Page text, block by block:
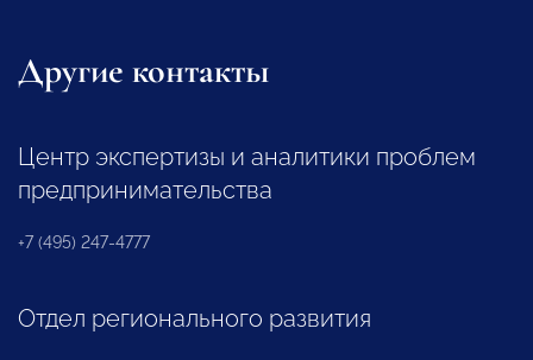
Другие контакты
Центр экспертизы и аналитики проблем
предпринимательства
+7 (495) 247-4777
Отдел регионального развития